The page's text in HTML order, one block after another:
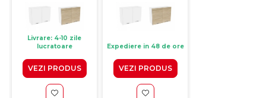
Livrare: 4-10 zile
lucratoare
VEZI PRODUS
Expediere in 48 de ore
VEZI PRODUS